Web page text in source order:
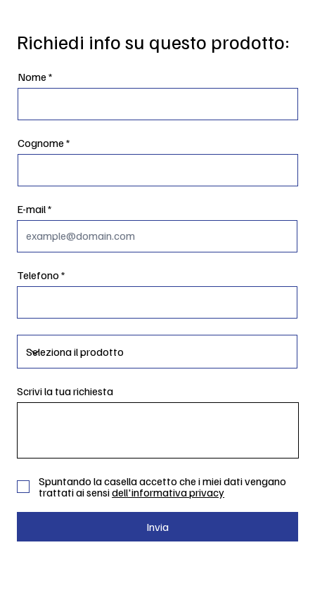
Richiedi info su questo prodotto:
Nome
Cognome
E-mail
Telefono
Scrivi la tua richiesta
Spuntando la casella accetto che i miei dati vengano
trattati ai sensidell'informativa privacy
Invia